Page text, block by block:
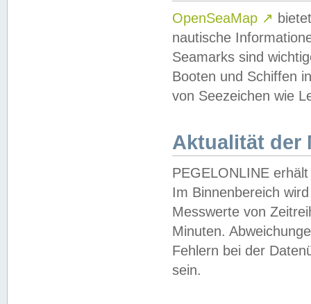
OpenSeaMap ↗
nautische
Seamarks sind
Booten und Schiffen
von Seezeichen wie
Aktualität der
PEGELONLINE
Im Binnenbereich
Messwerte von
Minuten.
Fehlern bei der
sein.